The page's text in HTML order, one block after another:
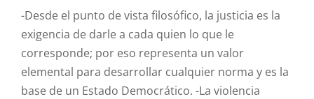
-Desde el punto de vista filosófico, la justicia es la
exigencia de darle a cada quien lo que le
corresponde; por eso representa un valor
elemental para desarrollar cualquier norma y es la
base de un Estado Democrático. -La violencia